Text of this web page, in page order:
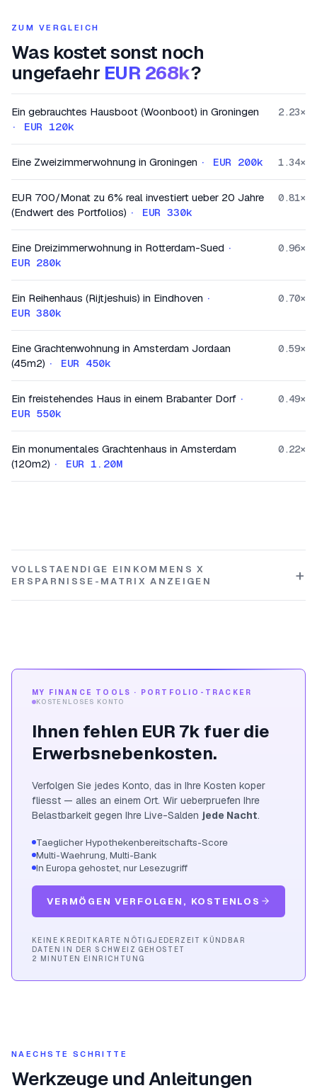
ZUM VERGLEICH
Was kostet sonst noch
ungefaehr EUR 268k?
Ein gebrauchtes Hausboot (Woonboot) in Groningen
·
EUR 120k
2.23×
Eine Zweizimmerwohnung in Groningen · EUR 200k 1.34×
EUR 700/Monat zu 6% real investiert ueber 20 Jahre
(Endwert des Portfolios) · EUR 330k
0.81×
Eine Dreizimmerwohnung in Rotterdam-Sued ·
EUR 280k
0.96×
Ein Reihenhaus (Rijtjeshuis) in Eindhoven ·
EUR 380k
0.70×
Eine Grachtenwohnung in Amsterdam Jordaan
(45m2) · EUR 450k
0.59×
Ein freistehendes Haus in einem Brabanter Dorf ·
EUR 550k
0.49×
Ein monumentales Grachtenhaus in Amsterdam
(120m2) · EUR 1.20M
0.22×
VOLLSTAENDIGE EINKOMMENS X
ERSPARNISSE-MATRIX ANZEIGEN
MY FINANCE TOOLS · PORTFOLIO-TRACKER
KOSTENLOSES KONTO
Ihnen fehlen EUR 7k fuer die
Erwerbsnebenkosten.
Verfolgen Sie jedes Konto, das in Ihre Kosten koper
fliesst — alles an einem Ort. Wir ueberpruefen Ihre
Belastbarkeit gegen Ihre Live-Salden jede Nacht.
Taeglicher Hypothekenbereitschafts-Score
Multi-Waehrung, Multi-Bank
In Europa gehostet, nur Lesezugriff
VERMÖGEN VERFOLGEN, KOSTENLOS
KEINE KREDITKARTE NÖTIGJEDERZEIT KÜNDBAR
DATEN IN DER SCHWEIZ GEHOSTET
2 MINUTEN EINRICHTUNG
NAECHSTE SCHRITTE
Werkzeuge und Anleitungen